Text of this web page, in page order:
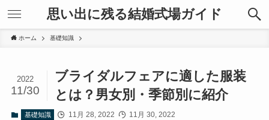
思い出に残る結婚式場ガイド
ホーム 基礎知識
ブライダルフェアに適した服装
とは？男女別・季節別に紹介
2022
11/30
基礎知識 11月 28, 2022 11月 30, 2022